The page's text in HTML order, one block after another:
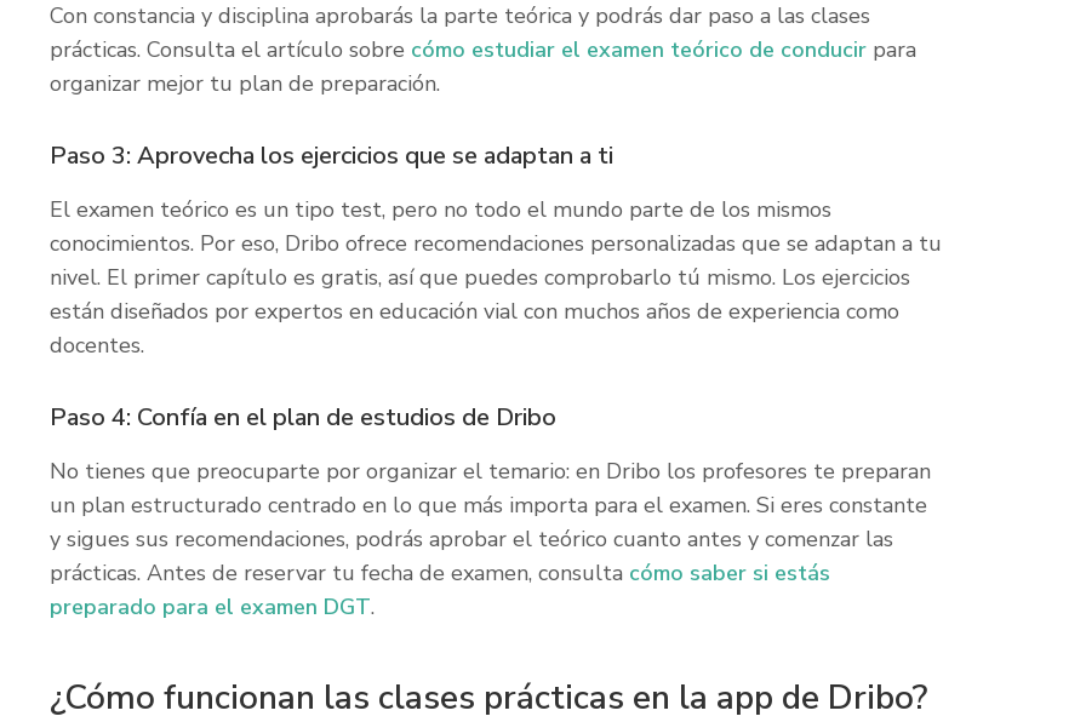
Con constancia y disciplina aprobarás la parte teórica y podrás dar paso a las clases
prácticas. Consulta el artículo sobre cómo estudiar el examen teórico de conducirpara
organizar mejor tu plan de preparación.
Paso 3: Aprovecha los ejercicios que se adaptan a ti
El examen teórico es un tipo test, pero no todo el mundo parte de los mismos
conocimientos. Por eso, Dribo ofrece recomendaciones personalizadas que se adaptan a tu
nivel. El primer capítulo es gratis, así que puedes comprobarlo tú mismo. Los ejercicios
están diseñados por expertos en educación vial con muchos años de experiencia como
docentes.
Paso 4: Confía en el plan de estudios de Dribo
No tienes que preocuparte por organizar el temario: en Dribo los profesores te preparan
un plan estructurado centrado en lo que más importa para el examen. Si eres constante
y sigues sus recomendaciones, podrás aprobar el teórico cuanto antes y comenzar las
prácticas. Antes de reservar tu fecha de examen, consulta cómo saber si estás
preparado para el examen DGT.
¿Cómo funcionan las clases prácticas en la app de Dribo?